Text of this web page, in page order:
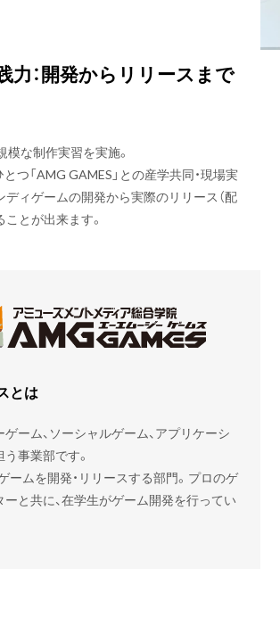
力：開発からリリースまで
模な制作実習を実施。
つ「AMG GAMES」との産学共同・現場実
ディゲームの開発から実際のリリース（配
ことが出来ます。
とは
ーム、ソーシャルゲーム、アプリケーシ
事業部です。
ームを開発・リリースする部門。プロのゲ
と共に、在学生がゲーム開発を行ってい